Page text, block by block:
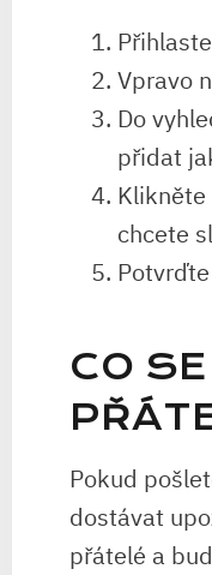
Vpravo
Do
přidat
Klikněte
chcete
CO
Pokud
dostávat
přátelé a